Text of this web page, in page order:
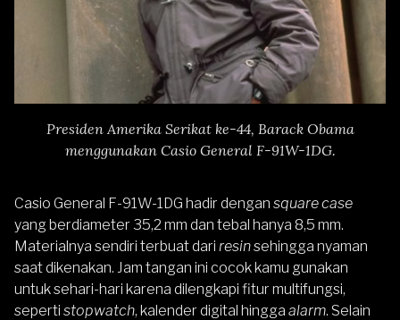
Presiden Amerika Serikat ke-44, Barack Obama
menggunakan Casio General F-91W-1DG.
Casio General F-91W-1DG hadir dengan square case
yang berdiameter 35,2 mm dan tebal hanya 8,5 mm.
Materialnya sendiri terbuat dari resinsehingga nyaman
saat dikenakan. Jam tangan ini cocok kamu gunakan
untuk sehari-hari karena dilengkapi fitur multifungsi,
seperti stopwatch, kalender digital hingga alarm. Selain